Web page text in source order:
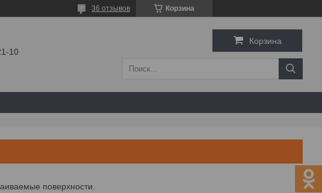
Корзина
36 отзывов
10
Корзина
поверхности.